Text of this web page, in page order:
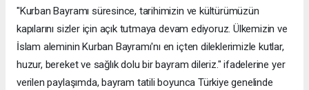
"Kurban Bayramı süresince, tarihimizin ve kültürümüzün
kapılarını sizler için açık tutmaya devam ediyoruz. Ülkemizin ve
İslam aleminin Kurban Bayramı'nı en içten dileklerimizle kutlar,
huzur, bereket ve sağlık dolu bir bayram dileriz." ifadelerine yer
verilen paylaşımda, bayram tatili boyunca Türkiye genelinde